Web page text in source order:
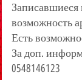
возможность
Есть
За доп.
0548146123